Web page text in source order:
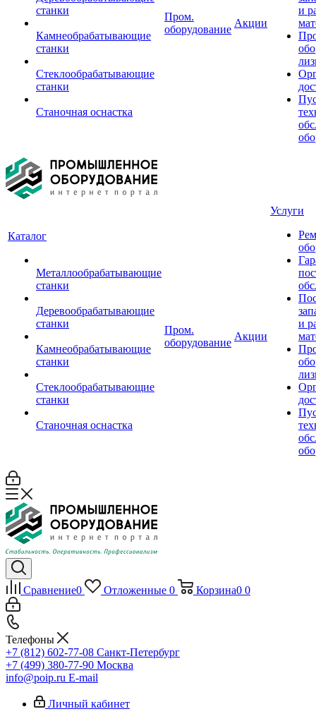
станки
Камнеобрабатывающие
станки
Стеклообрабатывающие
станки
Станочная оснастка
Пром.
оборудование
Акции
и
Каталог
Металлообрабатывающие
станки
Деревообрабатывающие
станки
Камнеобрабатывающие
станки
Стеклообрабатывающие
станки
Станочная оснастка
Пром.
оборудование
Акции
Услуги
и
Сравнение0 Отложенные 0 Корзина0 0
Телефоны
+7 (812) 602-77-08 Санкт-Петербург
+7 (499) 380-77-90 Москва
info@poip.ru E-mail
Личный кабинет